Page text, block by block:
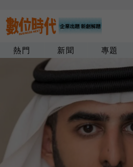
熱門 新聞 專題